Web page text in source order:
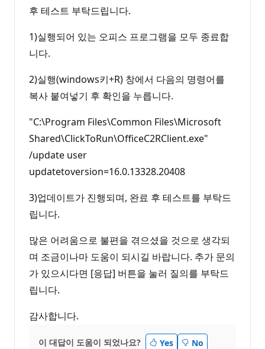
후 테스트 부탁드립니다.
1)실행되어 있는 오피스 프로그램을 모두 종료합
니다.
2)실행(windows키+R) 창에서 다음의 명령어를
복사 붙여넣기 후 확인을 누릅니다.
"C:\Program Files\Common Files\Microsoft
Shared\ClickToRun\OfficeC2RClient.exe"
/update user
updatetoversion=16.0.13328.20408
3)업데이트가 진행되며, 완료 후 테스트를 부탁드
립니다.
많은 어려움으로 불편을 겪으셨을 것으로 생각되
며 조금이나마 도움이 되시길 바랍니다. 추가 문의
가 있으시다면 [응답] 버튼을 눌러 질의를 부탁드
립니다.
감사합니다.
이 대답이 도움이 되었나요? Yes
No